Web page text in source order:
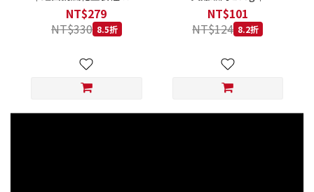
羊肉 142g｜風乾主食糧 羊
肉 全齡犬 狗飼料
NT$279
NT$330 8.5折
GranataPet 200克 主食罐
無穀罐 無膠罐 主食貓罐 德
罐
NT$101
NT$124 8.2折